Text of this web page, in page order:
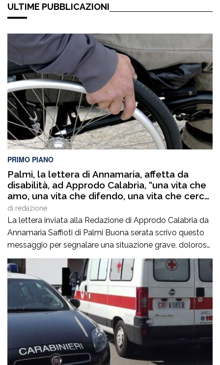
ULTIME PUBBLICAZIONI
PRIMO PIANO
Palmi, la lettera di Annamaria, affetta da
disabilità, ad Approdo Calabria, “una vita che
amo, una vita che difendo, una vita che cerco
di vivere con dignità. Ma è una vita che
troppo spesso mi fa male”
di redazione
La lettera inviata alla Redazione di Approdo Calabria da
Annamaria Saffioti di Palmi Buona serata scrivo questo
messaggio per segnalare una situazione grave, dolorosa
e profondamente ingiusta che mi riguarda direttamente.
Una situazione che non può più essere ignorata o
trattata come un dettaglio. Finita la settimana dei centri
estivi, lunedì 27 luglio 2026, mi […]